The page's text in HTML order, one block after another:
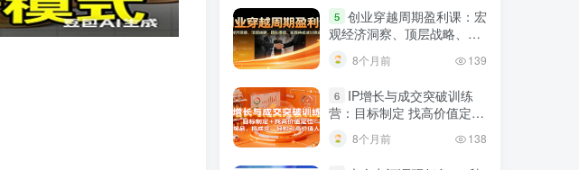
5 创业穿越周期盈利课：宏
观经济洞察、顶层战略、团
队搭建，实现持续成长稳定
变现8个月前 139
6
IP增长与成交突破训练
营：目标制定 找高价值定
引高价值人脉
8个月前 138